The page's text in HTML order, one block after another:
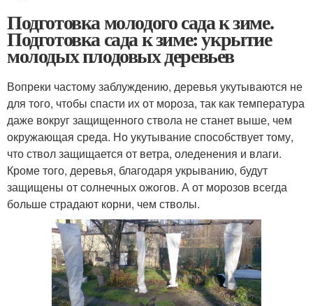
Подготовка молодого сада к зиме.
Подготовка сада к зиме: укрытие
молодых плодовых деревьев
Вопреки частому заблуждению, деревья укутываются не
для того, чтобы спасти их от мороза, так как температура
даже вокруг защищенного ствола не станет выше, чем
окружающая среда. Но укутывание способствует тому,
что ствол защищается от ветра, оледенения и влаги.
Кроме того, деревья, благодаря укрыванию, будут
защищены от солнечных ожогов. А от морозов всегда
больше страдают корни, чем стволы.